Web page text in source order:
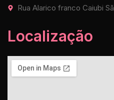
Rua Alarico franco Caiubi
Localização